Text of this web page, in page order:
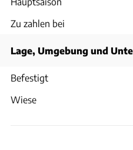
Zu zahlen bei
Lage, Umgebung und
Befestigt
Wiese